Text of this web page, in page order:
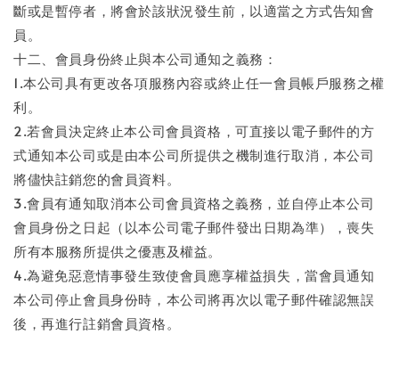
斷或是暫停者，將會於該狀況發生前，以適當之方式告知會
員。
十二、會員身份終止與本公司通知之義務：
1.本公司具有更改各項服務內容或終止任一會員帳戶服務之權
利。
2.若會員決定終止本公司會員資格，可直接以電子郵件的方
式通知本公司或是由本公司所提供之機制進行取消，本公司
將儘快註銷您的會員資料。
3.會員有通知取消本公司會員資格之義務，並自停止本公司
會員身份之日起（以本公司電子郵件發出日期為準），喪失
所有本服務所提供之優惠及權益。
4.為避免惡意情事發生致使會員應享權益損失，當會員通知
本公司停止會員身份時，本公司將再次以電子郵件確認無誤
後，再進行註銷會員資格。